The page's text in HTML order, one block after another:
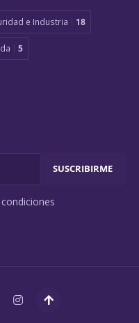
e Industria 18
5